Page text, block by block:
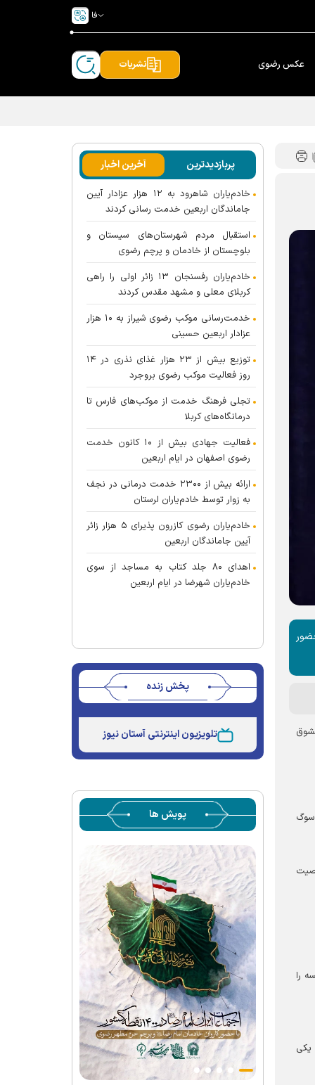
فا
عکس رضوی نشریات
سوگ
را
یکی
پربازدیدترین آخرین اخبار
خادم‌یاران شاهرود به ۱۲ هزار عزادار آیین
جاماندگان اربعین خدمت رسانی کردند
استقبال مردم شهرستان‌های سیستان و
بلوچستان از خادمان و پرچم رضوی
خادم‌یاران رفسنجان ۱۳ زائر اولی را راهی
کربلای معلی و مشهد مقدس کردند
خدمت‌رسانی موکب رضوی شیراز به ۱۰ هزار
عزادار اربعین حسینی
توزیع بیش از ۲۳ هزار غذای نذری در ۱۴
روز فعالیت موکب رضوی بروجرد
تجلی فرهنگ خدمت از موکب‌های فارس تا
درمانگاه‌های کربلا
فعالیت جهادی بیش از ۱۰ کانون خدمت
رضوی اصفهان در ایام اربعین
ارائه بیش از ۲۳۰۰ خدمت درمانی در نجف
به زوار توسط خادم‌یاران لرستان
خادم‌یاران رضوی کازرون پذیرای ۵ هزار زائر
آیین جاماندگان اربعین
اهدای ۸۰ جلد کتاب به مساجد از سوی
خادم‌یاران شهرضا در ایام اربعین
پخش زنده
تلویزیون اینترنتی آستان نیوز
پویش ها